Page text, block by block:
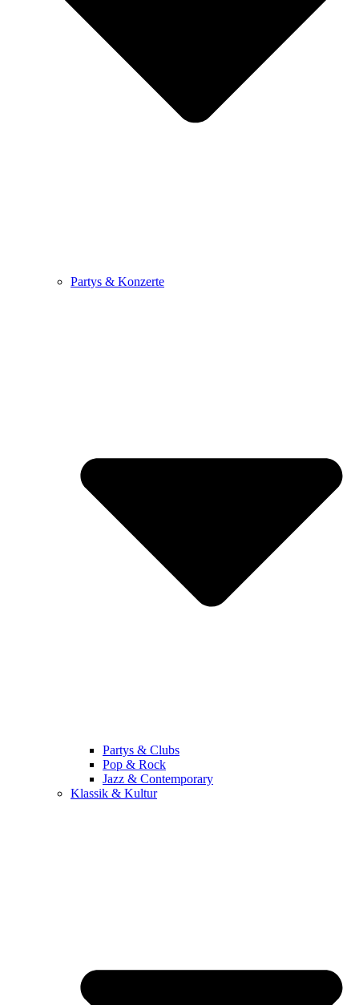
Partys & Konzerte
Partys & Clubs
Pop & Rock
Jazz & Contemporary
Klassik & Kultur